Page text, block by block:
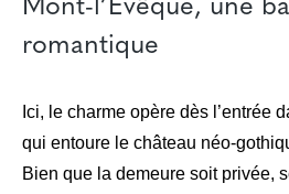
Mont-l’Évêque, une
romantique
Ici, le charme opère dès l’entrée
qui entoure le château néo-
Bien que la demeure soit privée,